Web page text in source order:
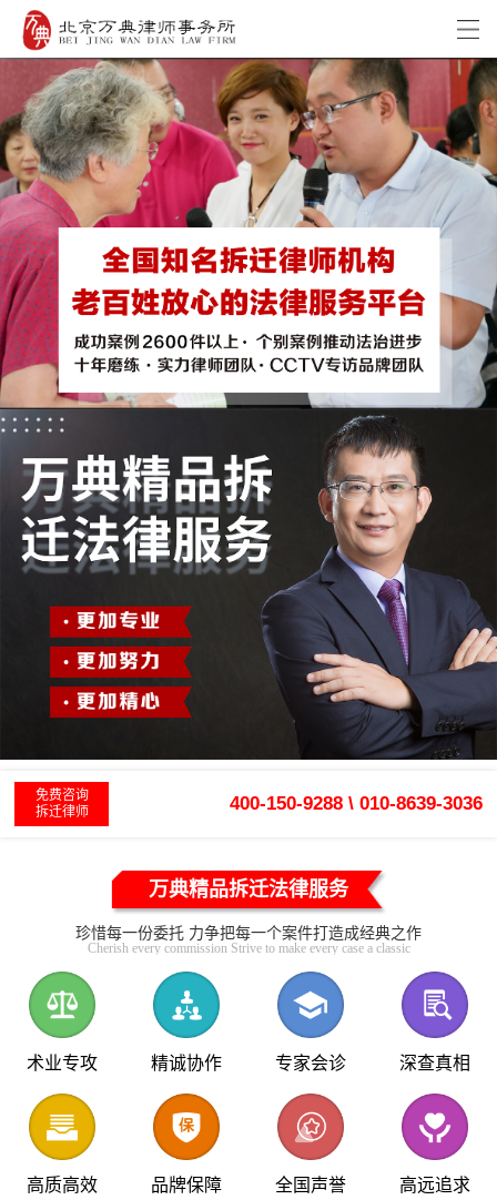
免费咨询
拆迁律师
400-150-9288 \ 010-8639-3036
万典精品拆迁法律服务
珍惜每一份委托 力争把每一个案件打造成经典之作
Cherish every commission Strive to make every case a classic
术业专攻 精诚协作 专家会诊 深查真相
高质高效 品牌保障 全国声誉 高远追求